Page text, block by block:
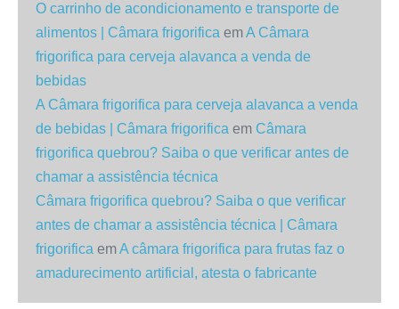
O carrinho de acondicionamento e transporte de
alimentos | Câmara frigorifica emA Câmara
frigorifica para cerveja alavanca a venda de
bebidas
A Câmara frigorifica para cerveja alavanca a venda
de bebidas | Câmara frigorifica em Câmara
frigorifica quebrou? Saiba o que verificar antes de
chamar a assistência técnica
Câmara frigorifica quebrou? Saiba o que verificar
antes de chamar a assistência técnica | Câmara
frigorifica emA câmara frigorifica para frutas faz o
amadurecimento artificial, atesta o fabricante